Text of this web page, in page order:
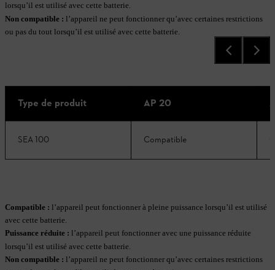
lorsqu’il est utilisé avec cette batterie.
Non compatible : l’appareil ne peut fonctionner qu’avec certaines restrictions
ou pas du tout lorsqu’il est utilisé avec cette batterie.
Type de produit AP 20
SEA 100 Compatible
Compatible : l’appareil peut fonctionner à pleine puissance lorsqu’il est utilisé
avec cette batterie.
Puissance réduite : l’appareil peut fonctionner avec une puissance réduite
lorsqu’il est utilisé avec cette batterie.
Non compatible : l’appareil ne peut fonctionner qu’avec certaines restrictions